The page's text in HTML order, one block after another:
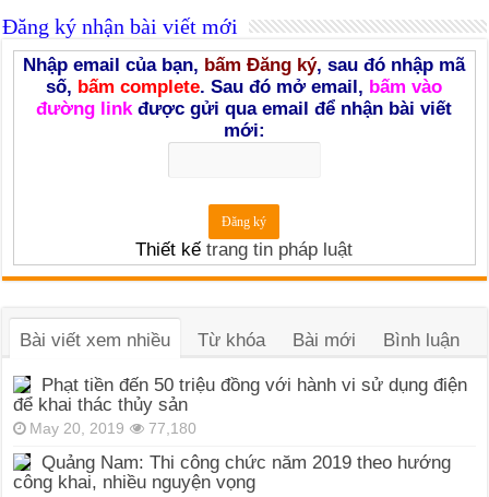
Đăng ký nhận bài viết mới
Nhập email của bạn, bấm Đăng ký, sau đó nhập mã
số, bấm complete. Sau đó mở email, bấm vào
đường linkđược gửi qua email để nhận bài viết
mới:
Thiết kếtrang tin pháp luật
Bài viết xem nhiều Từ khóa Bài mới Bình luận
Phạt tiền đến 50 triệu đồng với hành vi sử dụng điện
để khai thác thủy sản
May 20, 2019 77,180
Quảng Nam: Thi công chức năm 2019 theo hướng
công khai, nhiều nguyện vọng